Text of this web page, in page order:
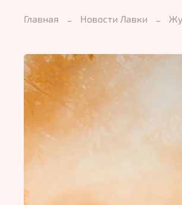
Главная Новости Лавки